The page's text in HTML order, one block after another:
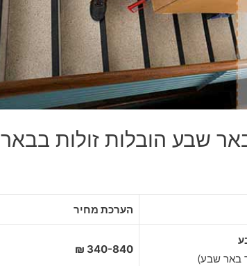
שבע הובלות זולות בבאר
הערכת מחיר
באר שבע)
340-840 ₪